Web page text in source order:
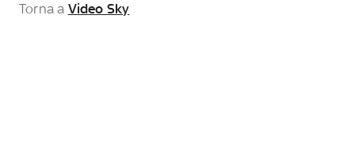
Torna a Video Sky